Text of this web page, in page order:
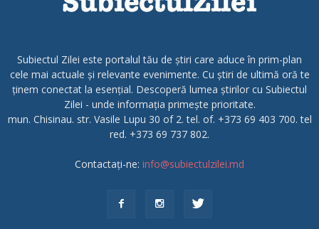
Subiectul Zilei este portalul tău de știri care aduce în prim-plan
cele mai actuale și relevante evenimente. Cu știri de ultimă oră te
ținem conectat la esențial. Descoperă lumea știrilor cu Subiectul
Zilei - unde informația primește prioritate.
mun. Chisinau. str. Vasile Lupu 30 of 2. tel. of. +373 69 403 700. tel
red. +373 69 737 802.
Contactați-ne: info@subiectulzilei.md